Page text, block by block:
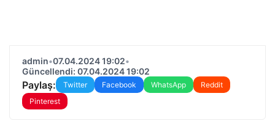
admin•07.04.2024 19:02•
Güncellendi: 07.04.2024 19:02
Paylaş: Twitter Facebook WhatsApp
Reddit
Pinterest